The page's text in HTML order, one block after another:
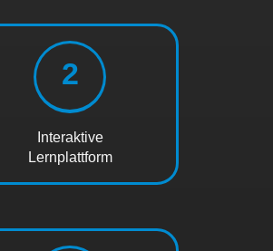
2
Interaktive
Lernplattform